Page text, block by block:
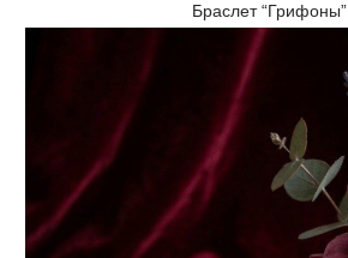
Браслет “Грифоны”